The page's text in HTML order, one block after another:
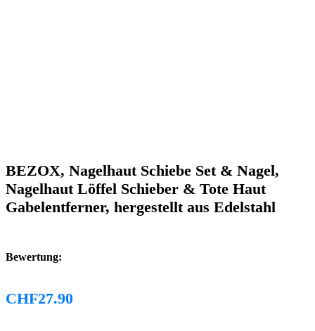
BEZOX, Nagelhaut Schiebe Set & Nagel,
Nagelhaut Löffel Schieber & Tote Haut
Gabelentferner, hergestellt aus Edelstahl
Bewertung:
CHF27.90